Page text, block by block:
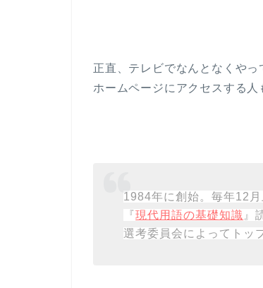
正直、テレビでなんとなくやっ
ホームページにアクセスする人
1984年に創始。毎年12月
『現代用語の基礎知識 』
選考委員会によってトッ